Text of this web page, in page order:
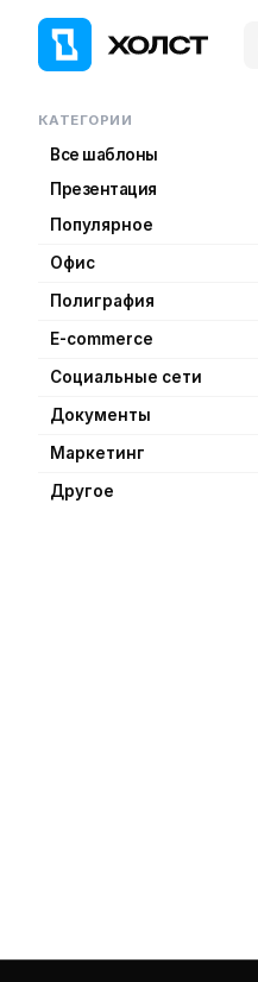
КАТЕГОРИИ
Все шаблоны
Презентация
Популярное
Офис
Полиграфия
E-commerce
Социальные сети
Документы
Маркетинг
Другое